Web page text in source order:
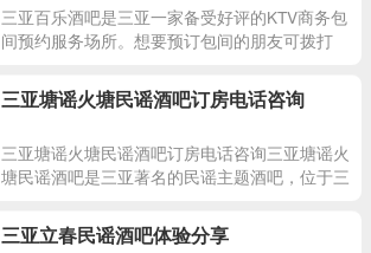
三亚百乐酒吧是三亚一家备受好评的KTV商务包
间预约服务场所。想要预订包间的朋友可拨打
直辖村级区划大
三亚塘谣火塘民谣酒吧订房电话咨询
三亚塘谣火塘民谣酒吧订房电话咨询三亚塘谣火
塘民谣酒吧是三亚著名的民谣主题酒吧，位于三
的聚集地，也是夜生
三亚立春民谣酒吧体验分享